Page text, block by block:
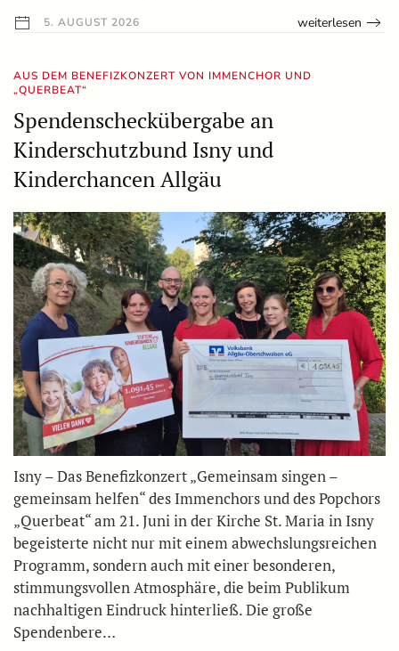
5. AUGUST 2026 weiterlesen
AUS DEM BENEFIZKONZERT VON IMMENCHOR UND
„QUERBEAT“
Spendenscheckübergabe an
Kinderschutzbund Isny und
Kinderchancen Allgäu
Isny – Das Benefizkonzert „Gemeinsam singen –
gemeinsam helfen“ des Immenchors und des Popchors
„Querbeat“ am 21. Juni in der Kirche St. Maria in Isny
begeisterte nicht nur mit einem abwechslungsreichen
Programm, sondern auch mit einer besonderen,
stimmungsvollen Atmosphäre, die beim Publikum
nachhaltigen Eindruck hinterließ. Die große
Spendenbere…